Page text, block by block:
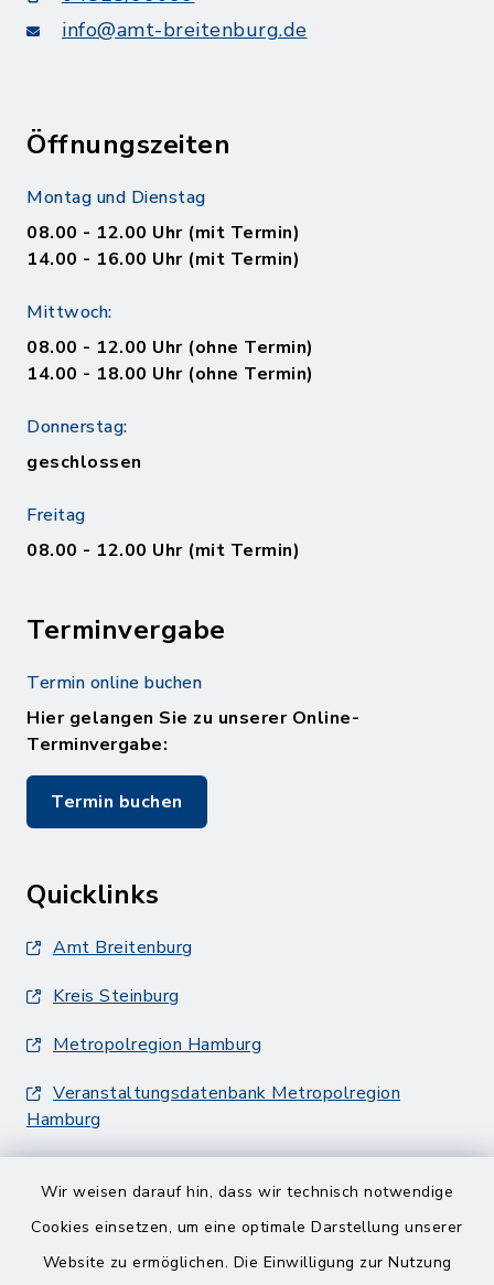
Wir weisen darauf hin, dass wir technisch notwendige
Cookies einsetzen, um eine optimale Darstellung unserer
Website zu ermöglichen. Die Einwilligung zur Nutzung
info@amt-breitenburg.de
Öffnungszeiten
Montag und Dienstag
08.00 - 12.00 Uhr (mit Termin)
14.00 - 16.00 Uhr (mit Termin)
Mittwoch:
08.00 - 12.00 Uhr (ohne Termin)
14.00 - 18.00 Uhr (ohne Termin)
Donnerstag:
geschlossen
Freitag
08.00 - 12.00 Uhr (mit Termin)
Terminvergabe
Termin online buchen
Hier gelangen Sie zu unserer Online-
Terminvergabe:
Termin buchen
Quicklinks
Amt Breitenburg
Kreis Steinburg
Metropolregion Hamburg
Veranstaltungsdatenbank Metropolregion
Hamburg